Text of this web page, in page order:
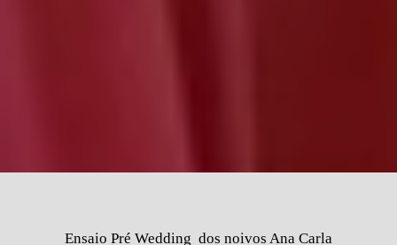
Ensaio Pré Wedding dos noivos Ana Carla